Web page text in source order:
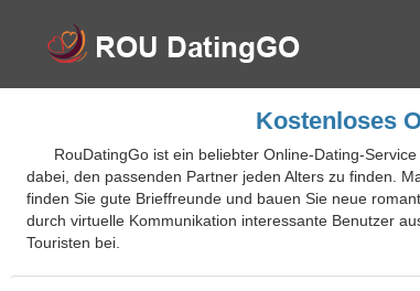
Kostenloses
RouDatingGo ist ein beliebter Online-Dating-
dabei, den passenden Partner jeden Alters zu finden.
finden Sie gute Brieffreunde und bauen Sie neue
durch virtuelle Kommunikation interessante Benutzer
Touristen bei.